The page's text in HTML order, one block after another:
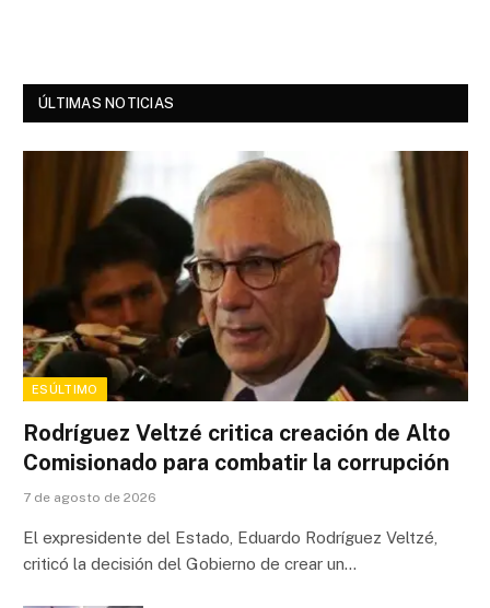
ÚLTIMAS NOTICIAS
ESÚLTIMO
Rodríguez Veltzé critica creación de Alto
Comisionado para combatir la corrupción
7 de agosto de 2026
El expresidente del Estado, Eduardo Rodríguez Veltzé,
criticó la decisión del Gobierno de crear un…